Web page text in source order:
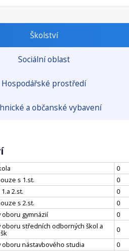
Školství
Sociální oblast
Hospodářské prostředí
a občanské vybavení
0
s 1.st.
0
2.st.
0
s 2.st.
0
oboru gymnázií
0
oboru středních odborných škol a
0
oboru nástavbového studia
0